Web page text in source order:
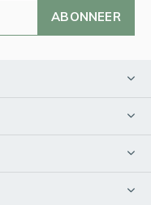
ABONNEER